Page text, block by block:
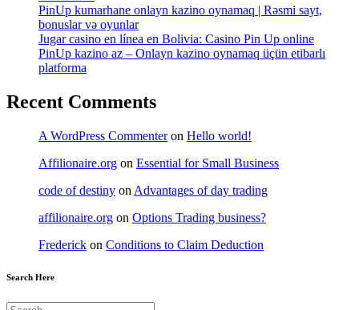
PinUp kumarhane onlayn kazino oynamaq | Rəsmi sayt,
bonuslar və oyunlar
Jugar casino en línea en Bolivia: Casino Pin Up online
PinUp kazino az – Onlayn kazino oynamaq üçün etibarlı
platforma
Recent Comments
A WordPress Commenteron Hello world!
Affilionaire.org on Essential for Small Business
code of destiny on Advantages of day trading
affilionaire.org on Options Trading business?
Frederick on Conditions to Claim Deduction
Search Here